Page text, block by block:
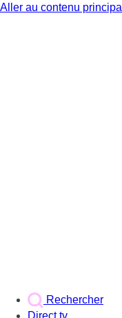
Aller au contenu principal
Rechercher